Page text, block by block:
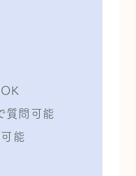
質問可能
能